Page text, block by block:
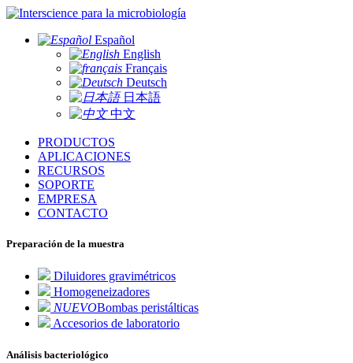
para la microbiología
Español
English
Français
Deutsch
日本語
中文
PRODUCTOS
APLICACIONES
RECURSOS
SOPORTE
EMPRESA
CONTACTO
Preparación de la muestra
Diluidores gravimétricos
Homogeneizadores
NUEVOBombas peristálticas
Accesorios de laboratorio
Análisis bacteriológico